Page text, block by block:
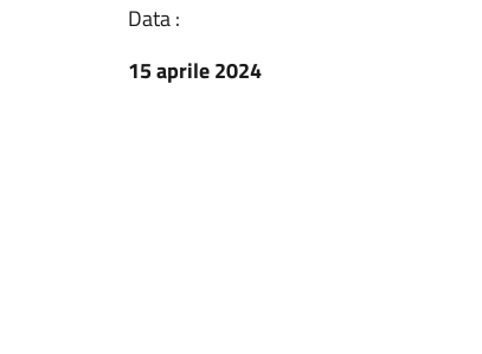
Data :
15 aprile 2024